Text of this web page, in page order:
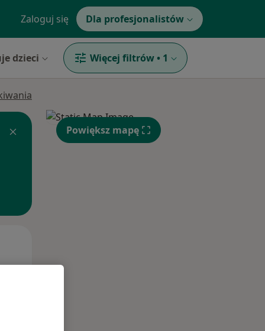
Zaloguj się Dla profesjonalistów
dzieci Więcej filtrów • 1
Powiększ mapę